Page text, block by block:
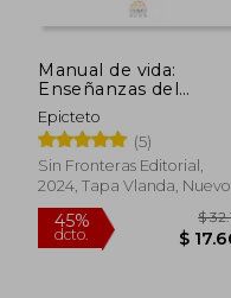
Manual de vida:
Enseñanzas del
estoicismo
Epicteto
(5)
Sin Fronteras Editorial,
2024, Tapa Vlanda, Nuevo